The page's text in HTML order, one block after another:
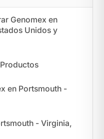
Genomex en
Unidos y
en Portsmouth -
- Virginia,